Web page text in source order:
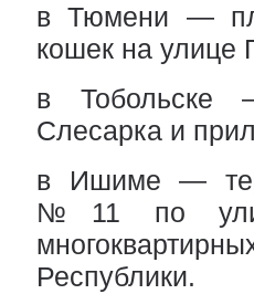
в Тюмени —
кошек на улице
в Тобольске
Слесарка и
в Ишиме —
№11 по
Республики.